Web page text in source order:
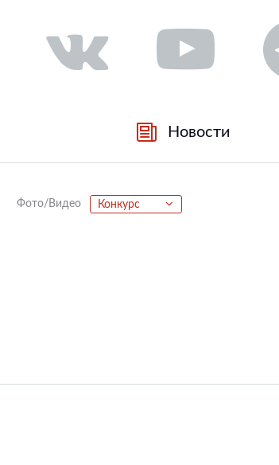
Новости
Фото/Видео Конкурс